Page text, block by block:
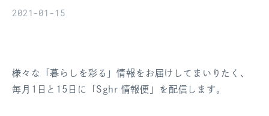
ポイント
2021-01-15
様々な「暮らしを彩る」情報をお届けしてまいりたく、
毎月1日と15日に「Sghr 情報便」を配信します。